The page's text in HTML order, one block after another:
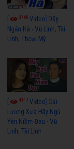
3768 Video] Dãy
Ngân Hà - Vũ Linh, Tài
Linh, Thoại Mỹ
4114Video] Cải
Lương Xưa Hãy Ngủ
Yên Niềm Đau - Vũ
Linh, Tài Linh